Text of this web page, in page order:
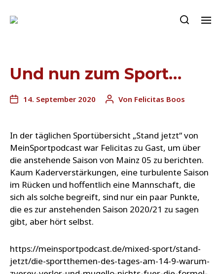
Und nun zum Sport…
14. September 2020 Von Felicitas Boos
In der täglichen Sportübersicht „Stand jetzt“ von
MeinSportpodcast war Felicitas zu Gast, um über
die anstehende Saison von Mainz 05 zu berichten.
Kaum Kaderverstärkungen, eine turbulente Saison
im Rücken und hoffentlich eine Mannschaft, die
sich als solche begreift, sind nur ein paar Punkte,
die es zur anstehenden Saison 2020/21 zu sagen
gibt, aber hört selbst.
https://meinsportpodcast.de/mixed-sport/stand-
jetzt/die-sportthemen-des-tages-am-14-9-warum-